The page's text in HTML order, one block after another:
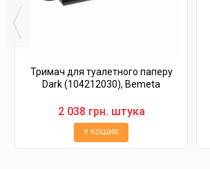
Тримач для туалетного паперу
Dark (104212030), Bemeta
2 038 грн. штука
У КОШИК